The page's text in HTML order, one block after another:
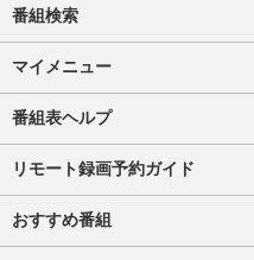
番組検索
マイメニュー
番組表ヘルプ
リモート録画予約ガイド
おすすめ番組